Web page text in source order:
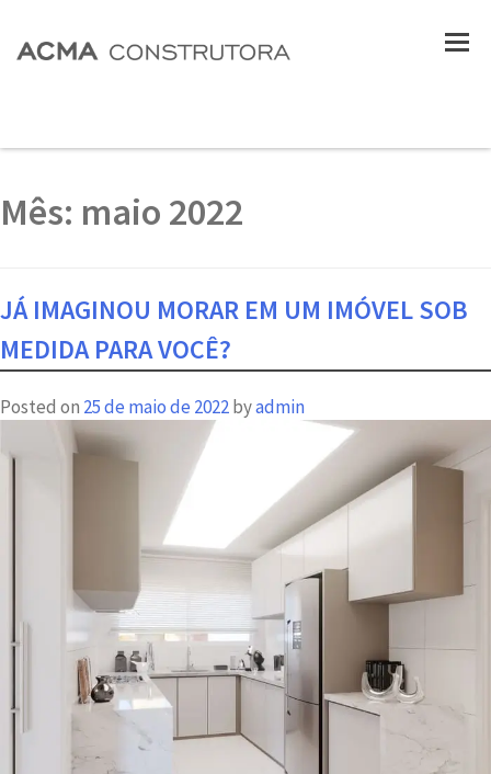
Mês: maio 2022
JÁ IMAGINOU MORAR EM UM IMÓVEL SOB
MEDIDA PARA VOCÊ?
Posted on 25 de maio de 2022byadmin